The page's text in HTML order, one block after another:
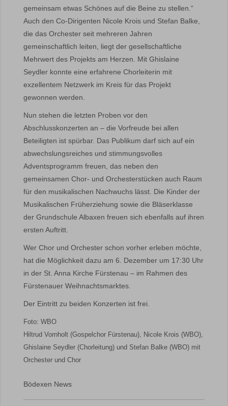
gemeinsam etwas Schönes auf die Beine zu stellen.“
Auch den Co-Dirigenten Nicole Krois und Stefan Balke,
die das Orchester seit mehreren Jahren
gemeinschaftlich leiten, liegt der gesellschaftliche
Mehrwert des Projekts am Herzen. Mit Ghislaine
Seydler konnte eine erfahrene Chorleiterin mit
exzellentem Netzwerk im Kreis für das Projekt
gewonnen werden.
Nun stehen die letzten Proben vor den
Abschlusskonzerten an – die Vorfreude bei allen
Beteiligten ist spürbar. Das Publikum darf sich auf ein
abwechslungsreiches und stimmungsvolles
Adventsprogramm freuen, das neben den
gemeinsamen Chor- und Orchesterstücken auch Raum
für den musikalischen Nachwuchs lässt. Die Kinder der
Musikalischen Früherziehung sowie die Bläserklasse
der Grundschule Albaxen freuen sich ebenfalls auf ihren
ersten Auftritt.
Wer Chor und Orchester schon vorher erleben möchte,
hat die Möglichkeit dazu am 6. Dezember um 17:30 Uhr
in der St. Anna Kirche Fürstenau – im Rahmen des
Fürstenauer Weihnachtsmarktes.
Der Eintritt zu beiden Konzerten ist frei.
Foto: WBO
Hiltrud Vornholt (Gospelchor Fürstenau), Nicole Krois (WBO),
Ghislaine Seydler (Chorleitung) und Stefan Balke (WBO) mit
Orchester und Chor
Bödexen News